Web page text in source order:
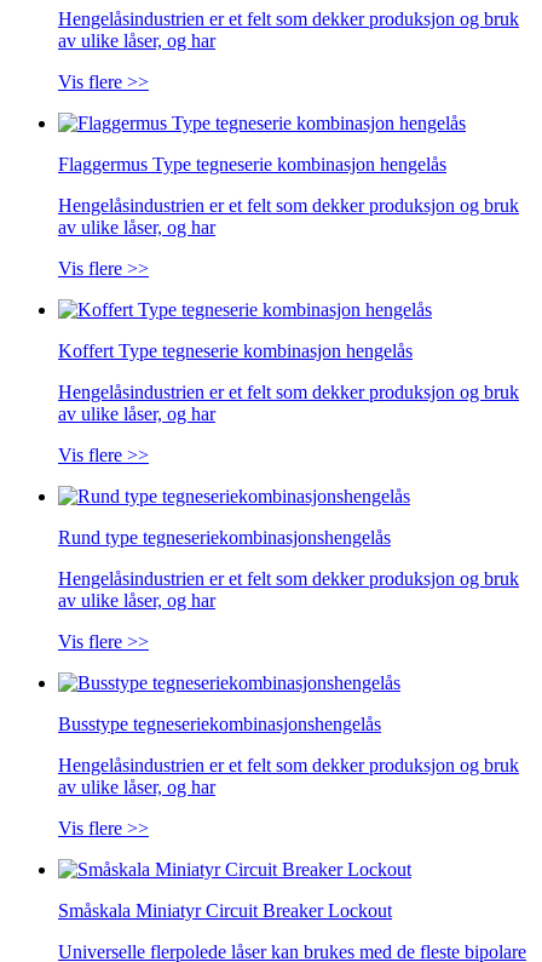
Hengelåsindustrien er et felt som dekker produksjon og bruk
av ulike låser, og har
Vis flere >>
Flaggermus Type tegneserie kombinasjon hengelås
Hengelåsindustrien er et felt som dekker produksjon og bruk
av ulike låser, og har
Vis flere >>
Koffert Type tegneserie kombinasjon hengelås
Hengelåsindustrien er et felt som dekker produksjon og bruk
av ulike låser, og har
Vis flere >>
Rund type tegneseriekombinasjonshengelås
Hengelåsindustrien er et felt som dekker produksjon og bruk
av ulike låser, og har
Vis flere >>
Busstype tegneseriekombinasjonshengelås
Hengelåsindustrien er et felt som dekker produksjon og bruk
av ulike låser, og har
Vis flere >>
Småskala Miniatyr Circuit Breaker Lockout
Universelle flerpolede låser kan brukes med de fleste bipolare